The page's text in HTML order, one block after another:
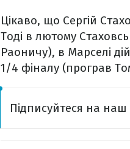
Цікаво, що Сергій
Тоді в лютому
Раоничу), в Марселі
1/4 фіналу (програв
Підписуйтеся на наш